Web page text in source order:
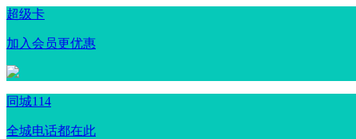
超级卡
加入会员更优惠
同城114
全城电话都在此